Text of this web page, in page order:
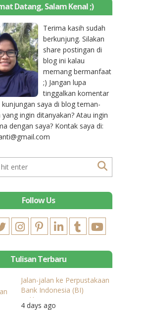
Datang, Salam Kenal ;)
Terima kasih sudah
berkunjung. Silakan
share postingan di
blog ini kalau
memang bermanfaat
;) Jangan lupa
tinggalkan komentar
saya di blog teman-
ingin ditanyakan? Atau ingin
dengan saya? Kontak saya di:
Follow Us
Tulisan Terbaru
Jalan-jalan ke Perpustakaan
Bank Indonesia (BI)
Balikpapan
4 days ago